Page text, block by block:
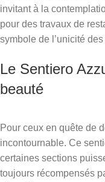
invitant à la
pour des travaux de
symbole de l’unicité
Le Sentiero
beauté
Pour ceux en quête de
incontournable. Ce
certaines sections
toujours récompensés